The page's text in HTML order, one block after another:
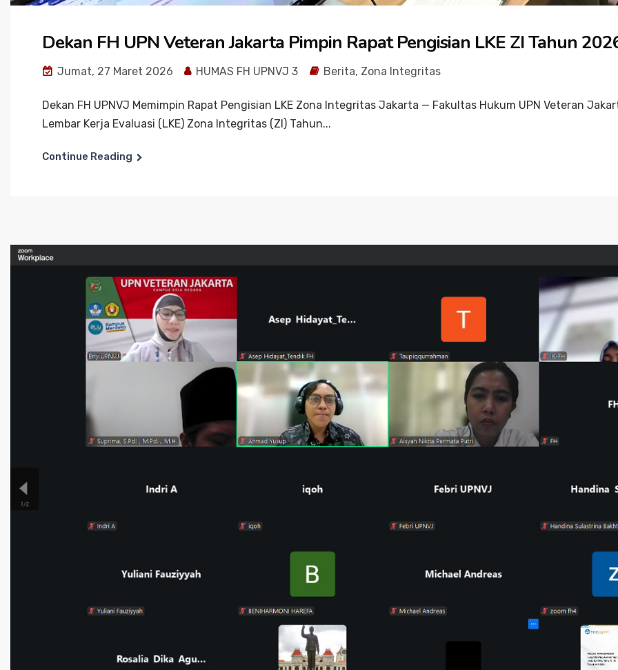
Dekan FH UPN Veteran Jakarta Pimpin Rapat Pengisian LKE ZI Tahun
Jumat, 27 Maret 2026 HUMAS FH UPNVJ 3 Berita, Zona Integritas
Dekan FH UPNVJ Memimpin Rapat Pengisian LKE Zona Integritas Jakarta — Fakultas Hukum UPN Veteran
Lembar Kerja Evaluasi (LKE) Zona Integritas (ZI) Tahun...
Continue Reading